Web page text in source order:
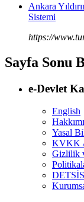
Ankara
Sistemi
https://
Sayfa Sonu
e-Devlet
English
Yasal
KVKK
Gizlilik
DETSİS